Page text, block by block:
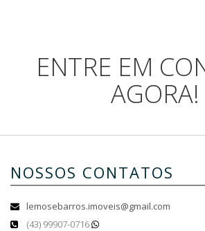
ENTRE EM
AGORA!
NOSSOS CONTATOS
lemosebarros.imoveis@gmail.com
(43) 99907-0716